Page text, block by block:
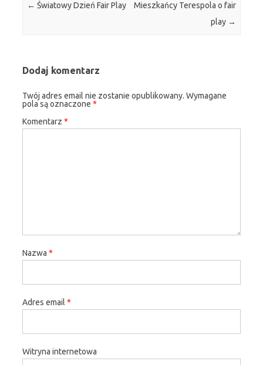
← Światowy Dzień Fair Play
Mieszkańcy Terespola o fair
play →
Dodaj komentarz
Twój adres email nie zostanie opublikowany. Wymagane
pola są oznaczone *
Komentarz *
Nazwa *
Adres email *
Witryna internetowa